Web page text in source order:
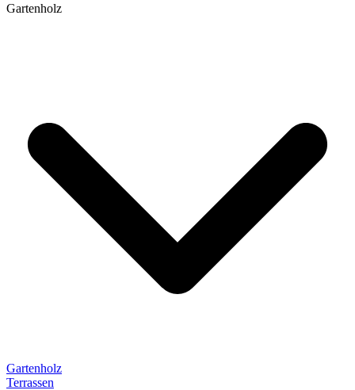
Gartenholz
Gartenholz
Terrassen